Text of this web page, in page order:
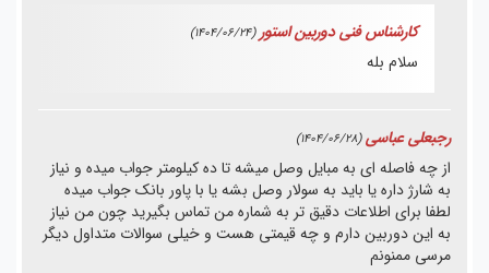
کارشناس فنی دوربین استور (1404/06/24)
سلام بله
رجبعلی عباسی (1404/06/28)
از چه فاصله ای به مبایل وصل میشه تا ده کیلومتر جواب میده و نیاز
به شارژ داره یا باید به سولار وصل بشه یا با پاور بانک جواب میده
لطفا برای اطلاعات دقیق تر به شماره من تماس بگیرید چون من نیاز
به این دوربین دارم و چه قیمتی هست و خیلی سوالات متداول دیگر
مرسی ممنونم